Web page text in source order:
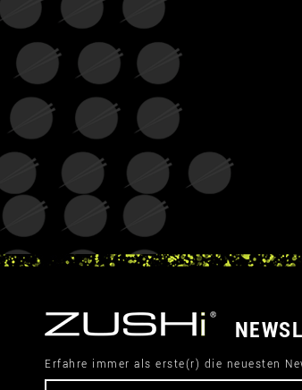
Erfahre immer als erste(r) die neuesten